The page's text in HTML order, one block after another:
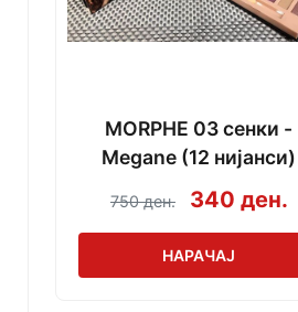
MORPHE 03 сенки -
Megane (12 нијанси)
750 ден. 340 ден.
НАРАЧАЈ